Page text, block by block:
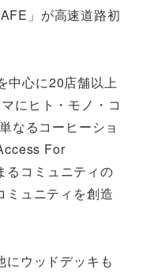
」が高速道路初
中心に20店舗以上
にヒト・モノ・コ
なるコーヒーショ
For
るコミュニティの
ミュニティを創造
にウッドデッキも